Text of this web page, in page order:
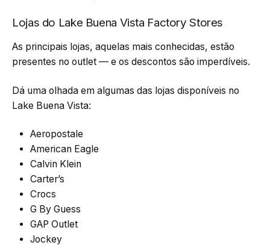
Lojas do Lake Buena Vista Factory Stores
As principais lojas, aquelas mais conhecidas, estão
presentes no outlet — e os descontos são imperdíveis.
Dá uma olhada em algumas das lojas disponíveis no
Lake Buena Vista:
Aeropostale
American Eagle
Calvin Klein
Carter’s
Crocs
G By Guess
GAP Outlet
Jockey